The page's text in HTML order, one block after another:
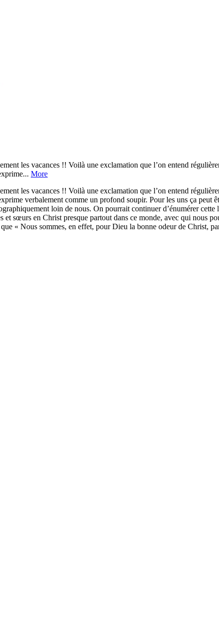
les vacances !! Voilà une exclamation que l’on entend
More
les vacances !! Voilà une exclamation que l’on entend
verbalement comme un profond soupir. Pour les uns ça
loin de nous. On pourrait continuer d’énumérer
et sœurs en Christ presque partout dans ce monde, avec qui nous
« Nous sommes, en effet, pour Dieu la bonne odeur de Christ,